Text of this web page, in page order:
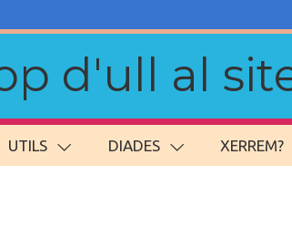
d'ull al
UTILS DIADES XERREM?